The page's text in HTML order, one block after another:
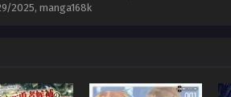
2025, manga168k